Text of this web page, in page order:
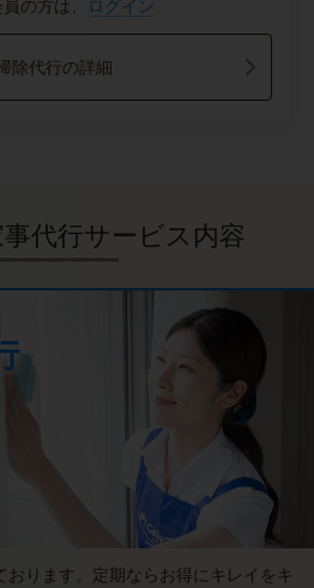
の方は、 ログイン
除代行の詳細
代行サービス内容
ります。定期ならお得にキレイをキ